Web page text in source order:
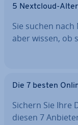
5 Nextcloud-
Sie suchen
aber wissen, ob
Die 7 besten
Sichern Sie Ihre
diesen 7